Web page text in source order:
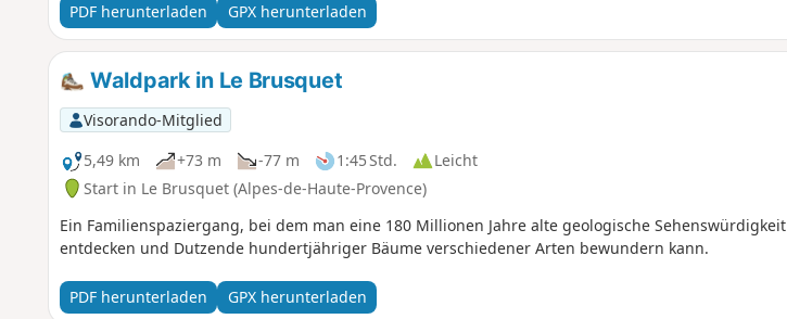
PDF herunterladen
GPX herunterladen
Waldpark in Le Brusquet
Visorando-Mitglied
5,49 km
+73 m -77 m 1:45 Std.
Leicht
Start in Le Brusquet (Alpes-de-Haute-Provence)
Ein Familienspaziergang, bei dem man eine 180 Millionen Jahre alte geologische Sehenswürdigkeit
entdecken und Dutzende hundertjähriger Bäume verschiedener Arten bewundern kann.
PDF herunterladen GPX herunterladen